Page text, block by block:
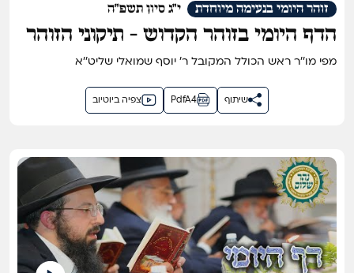
י"ג סיון תשפ"ה זוהר היומי בנעימה מיוחדת
הדף היומי בזוהר הקדוש - תיקוני הזוהר
דף ק''ט
מפי מו''ר ראש הכולל המקובל ר' יוסף שמואלי שליט''א
צפיה ביוטיוב PdfA4 שיתוף